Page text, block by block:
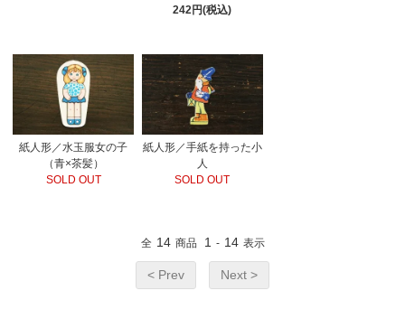
242円(税込)
紙人形／水玉服女の子
（青×茶髪）
SOLD OUT
紙人形／手紙を持った小
人
SOLD OUT
全 14 商品 1 - 14 表示
< Prev Next >